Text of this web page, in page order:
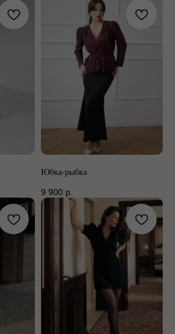
Юбка-рыбка
9 900 р.